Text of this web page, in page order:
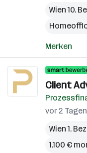
Wien 10.
Merken
Client
vor 2
Wien 1.
1.100 €